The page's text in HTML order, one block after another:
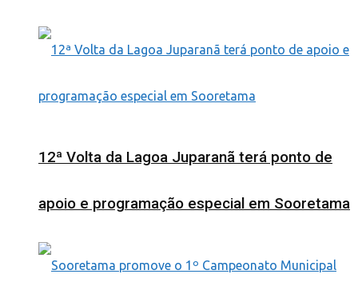
12ª Volta da Lagoa Juparanã terá ponto de
apoio e programação especial em Sooretama